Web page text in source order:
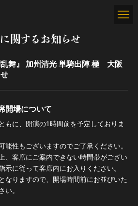
関するお知らせ
乱舞』 加州清光 単騎出陣 極 大阪
開場について
もに、開演の1時間前を予定しておりま
性もございますのでご了承ください。
、客席にご案内できない時間帯がござい
示に従って客席内にお入りください。
なりますので、開場時間前にお並びいた
い。